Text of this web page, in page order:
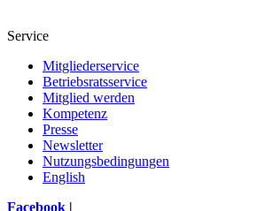
Service
Mitgliederservice
Betriebsratsservice
Mitglied werden
Kompetenz
Presse
Newsletter
Nutzungsbedingungen
English
Facebook |